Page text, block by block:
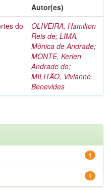
Autor(es)
do
OLIVEIRA, Hamilton
Reis de; LIMA,
Mônica de Andrade;
MONTE, Kerlen
Andrade do;
MILITÃO, Vivianne
Benevides
1
1